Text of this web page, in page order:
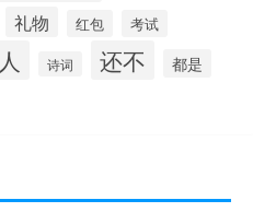
礼物 红包 考试
诗词 还不 都是